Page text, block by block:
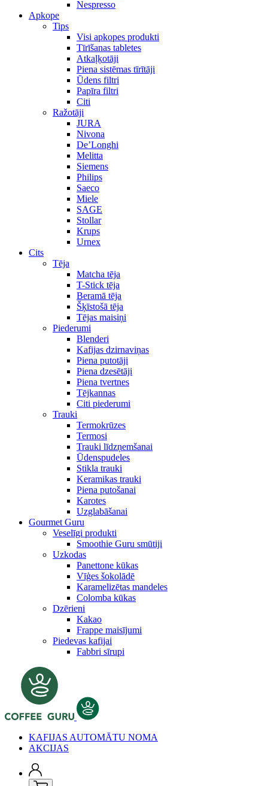
Nespresso
Apkope
Tips
Visi apkopes produkti
Tīrīšanas tabletes
Atkaļķotāji
Piena sistēmas tīrītāji
Ūdens filtri
Papīra filtri
Citi
Ražotāji
JURA
Nivona
De’Longhi
Melitta
Siemens
Philips
Saeco
Miele
SAGE
Stollar
Krups
Urnex
Cits
Tēja
Matcha tēja
T-Stick tēja
Beramā tēja
Šķīstošā tēja
Tējas maisiņi
Piederumi
Blenderi
Kafijas dzirnaviņas
Piena putotāji
Piena dzesētāji
Piena tvertnes
Tējkannas
Citi piederumi
Trauki
Termokrūzes
Termosi
Trauki līdzņemšanai
Ūdenspudeles
Stikla trauki
Keramikas trauki
Piena putošanai
Karotes
Uzglabāšanai
Gourmet Guru
Veselīgi produkti
Smoothie Guru smūtiji
Uzkodas
Panettone kūkas
Vīģes šokolādē
Karamelizētas mandeles
Colomba kūkas
Dzērieni
Kakao
Frappe maisījumi
Piedevas kafijai
Fabbri sīrupi
KAFIJAS AUTOMĀTU NOMA
AKCIJAS